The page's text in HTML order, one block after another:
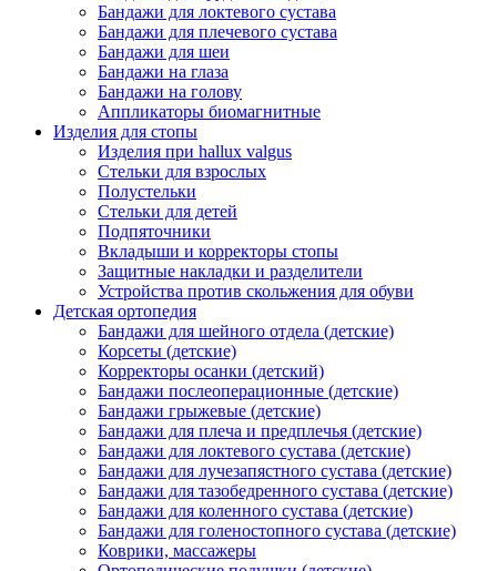
Бандажи для локтевого сустава
Бандажи для плечевого сустава
Бандажи для шеи
Бандажи на глаза
Бандажи на голову
Аппликаторы биомагнитные
Изделия для стопы
Изделия при hallux valgus
Стельки для взрослых
Полустельки
Стельки для детей
Подпяточники
Вкладыши и корректоры стопы
Защитные накладки и разделители
Устройства против скольжения для обуви
Детская ортопедия
Бандажи для шейного отдела (детские)
Корсеты (детские)
Корректоры осанки (детский)
Бандажи послеоперационные (детские)
Бандажи грыжевые (детские)
Бандажи для плеча и предплечья (детские)
Бандажи для локтевого сустава (детские)
Бандажи для лучезапястного сустава (детские)
Бандажи для тазобедренного сустава (детские)
Бандажи для коленного сустава (детские)
Бандажи для голеностопного сустава (детские)
Коврики, массажеры